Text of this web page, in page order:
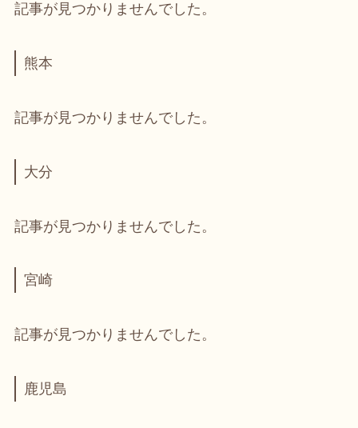
記事が見つかりませんでした。
熊本
記事が見つかりませんでした。
大分
記事が見つかりませんでした。
宮崎
記事が見つかりませんでした。
鹿児島